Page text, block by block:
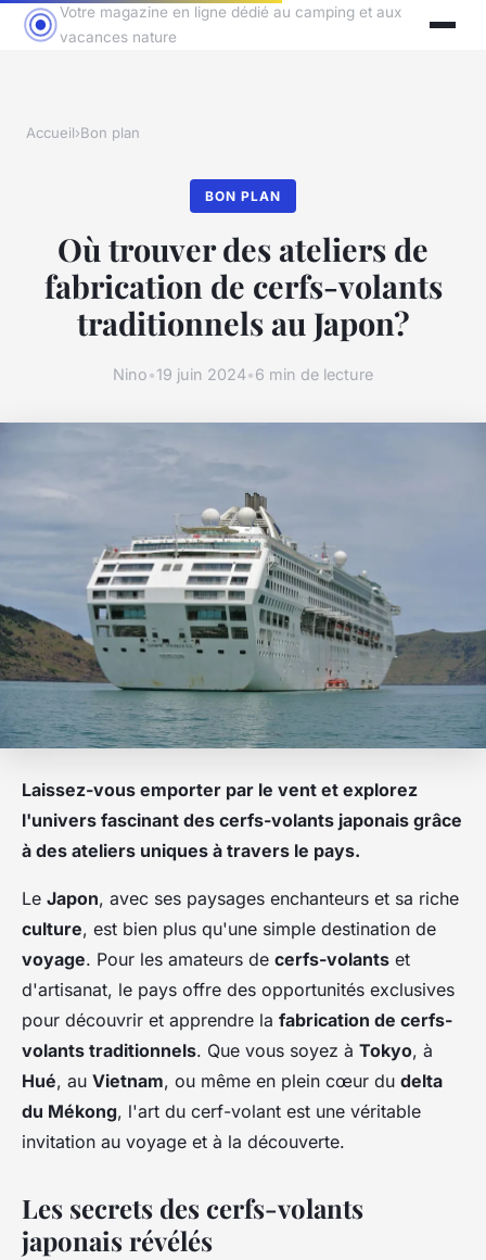
Votre magazine en ligne dédié au camping et aux
vacances nature
Accueil›Bon plan
BON PLAN
Où trouver des ateliers de
fabrication de cerfs-volants
traditionnels au Japon?
Nino•19 juin 2024•6 min de lecture
Laissez-vous emporter par le vent et explorez
l'univers fascinant des cerfs-volants japonais grâce
à des ateliers uniques à travers le pays.
Le Japon, avec ses paysages enchanteurs et sa riche
culture, est bien plus qu'une simple destination de
voyage. Pour les amateurs de cerfs-volants et
d'artisanat, le pays offre des opportunités exclusives
pour découvrir et apprendre la fabrication de cerfs-
volants traditionnels. Que vous soyez à Tokyo, à
Hué, au Vietnam, ou même en plein cœur du delta
du Mékong, l'art du cerf-volant est une véritable
invitation au voyage et à la découverte.
Les secrets des cerfs-volants
japonais révélés